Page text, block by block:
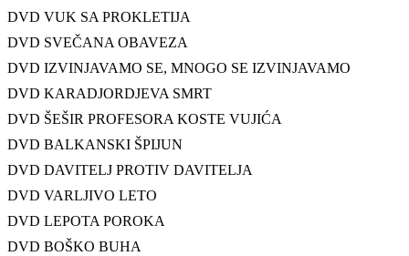
DVD VUK SA PROKLETIJA
DVD SVEČANA OBAVEZA
DVD IZVINJAVAMO SE, MNOGO SE IZVINJAVAMO
DVD KARADJORDJEVA SMRT
DVD ŠEŠIR PROFESORA KOSTE VUJIĆA
DVD BALKANSKI ŠPIJUN
DVD DAVITELJ PROTIV DAVITELJA
DVD VARLJIVO LETO
DVD LEPOTA POROKA
DVD BOŠKO BUHA